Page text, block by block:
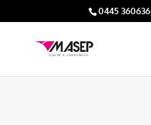
0445 360636